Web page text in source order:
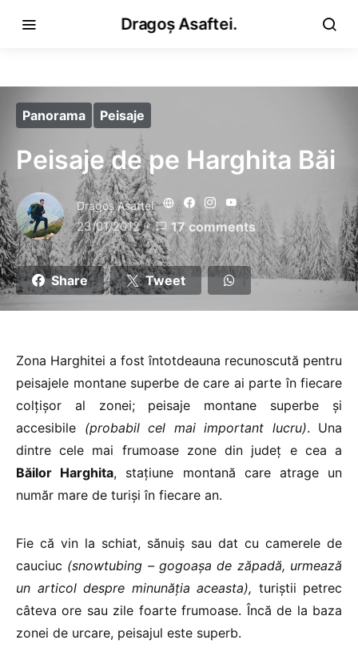
Dragoș Asaftei.
Panorama Peisaje
Peisaje de pe Harghita Băi
Dragoş Asaftei
23/01/2012 17 comments
Share Tweet
Zona Harghitei a fost întotdeauna recunoscută pentru
peisajele montane superbe de care ai parte în fiecare
colțișor al zonei; peisaje montane superbe și
accesibile (probabil cel mai important lucru). Una
dintre cele mai frumoase zone din județ e cea a
Băilor Harghita, stațiune montană care atrage un
număr mare de turiși în fiecare an.
Fie că vin la schiat, sănuiș sau dat cu camerele de
cauciuc (snowtubing – gogoașa de zăpadă, urmează
un articol despre minunăția aceasta), turiștii petrec
câteva ore sau zile foarte frumoase. Încă de la baza
zonei de urcare, peisajul este superb.